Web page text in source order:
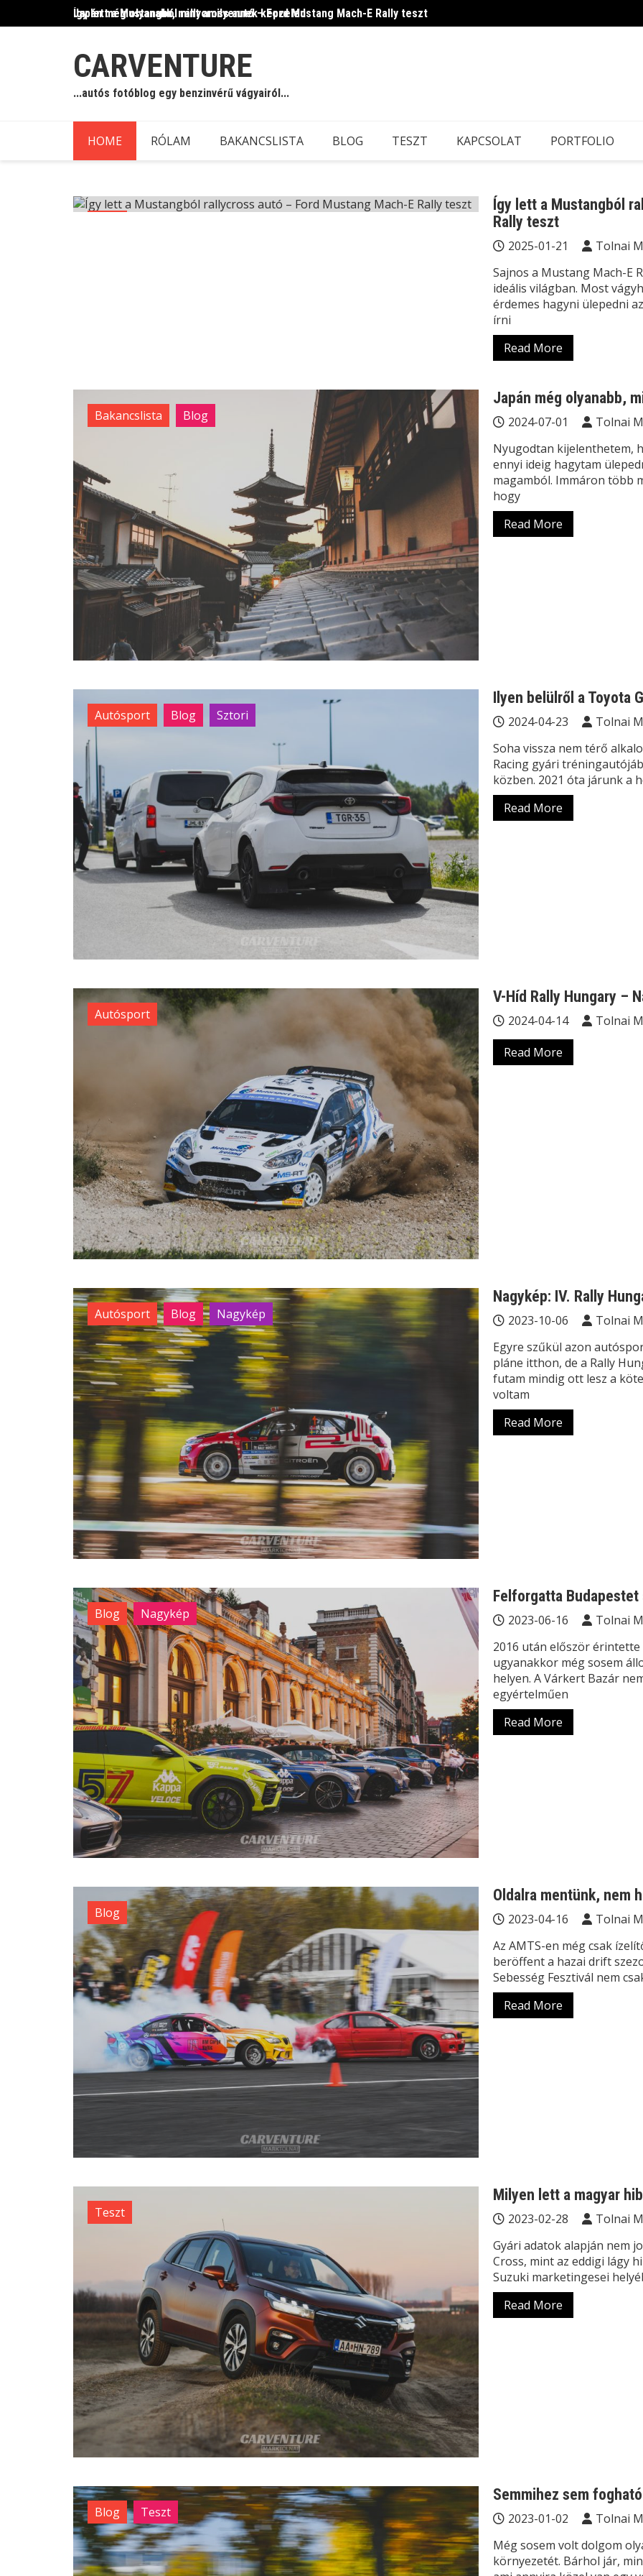
to
Így lett a Mustangból rallycross autó – Ford Mustang Mach-E Rally teszt
Japán még olyanabb, mint amilyennek képzeled
CARVENTURE
...autós fotóblog egy benzinvérű vágyairól...
HOME RÓLAM BAKANCSLISTA BLOG TESZT KAPCSOLAT PORTFOLIO
Így lett a Mustangból
Rally teszt
2025-01-21 Tolnai
Sajnos a Mustang Mach-E
ideális világban. Most
érdemes hagyni ülepedni
írni
Read More
Bakancslista Blog
Japán még olyanabb,
2024-07-01 Tolnai
Nyugodtan kijelenthetem,
ennyi ideig hagytam
magamból. Immáron több
hogy
Read More
Autósport Blog Sztori
Ilyen belülről a Toyota
2024-04-23 Tolnai
Soha vissza nem térő
Racing gyári
közben. 2021 óta járunk a
Read More
Autósport
V-Híd Rally Hungary –
2024-04-14 Tolnai
Read More
Autósport Blog Nagykép
Nagykép: IV. Rally
2023-10-06 Tolnai
Egyre szűkül azon
pláne itthon, de a Rally
futam mindig ott lesz a
voltam
Read More
Blog Nagykép
Felforgatta Budapestet
2023-06-16 Tolnai
2016 után először
ugyanakkor még sosem
helyen. A Várkert Bazár
egyértelműen
Read More
Blog
Oldalra mentünk, nem
2023-04-16 Tolnai
Az AMTS-en még csak
beröffent a hazai drift
Sebesség Fesztivál nem
Read More
Teszt
Milyen lett a magyar
2023-02-28 Tolnai
Gyári adatok alapján nem
Cross, mint az eddigi lágy
Suzuki marketingesei
Read More
Blog Teszt
Semmihez sem
2023-01-02 Tolnai
Még sosem volt dolgom
környezetét. Bárhol jár,